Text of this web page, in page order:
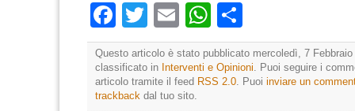
Facebook
TwitterEmailWhatsApp
Questo articolo è stato pubblicato mercoledì, 7
classificato in Interventi e Opinioni. Puoi seguire i
articolo tramite il feed RSS 2.0. Puoi inviare un
trackback dal tuo sito.